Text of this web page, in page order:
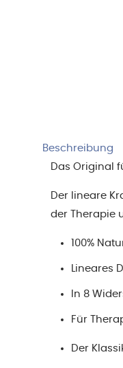
Beschreibung
Das Original
Der lineare
der Therapie
100%
Lineares
In 8
Für
Der